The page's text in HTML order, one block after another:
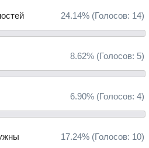
24.14% (Голосов: 14)
8.62% (Голосов: 5)
6.90% (Голосов: 4)
17.24% (Голосов: 10)